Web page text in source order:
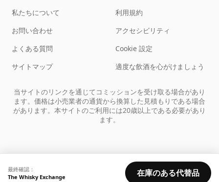
最終確認：
The Whisky Exchange
在庫のある代替品
私たちについて
お問い合わせ
よくある質問
サイトマップ
利用規約
アクセシビリティ
Cookie 設定
適度な飲酒を心がけましょう
当サイトのリンクを通じてコミッションを受け取る場合があり
ます。価格は小売業者の通貨から換算した見積もりである場合
があります。本サイトのご利用には20歳以上である必要があり
ます。